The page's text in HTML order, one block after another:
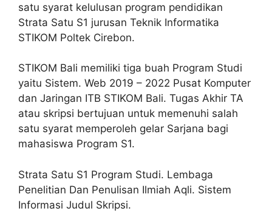
satu syarat kelulusan program pendidikan
Strata Satu S1 jurusan Teknik Informatika
STIKOM Poltek Cirebon.
STIKOM Bali memiliki tiga buah Program Studi
yaitu Sistem. Web 2019 – 2022 Pusat Komputer
dan Jaringan ITB STIKOM Bali. Tugas Akhir TA
atau skripsi bertujuan untuk memenuhi salah
satu syarat memperoleh gelar Sarjana bagi
mahasiswa Program S1.
Strata Satu S1 Program Studi. Lembaga
Penelitian Dan Penulisan Ilmiah Aqli. Sistem
Informasi Judul Skripsi.